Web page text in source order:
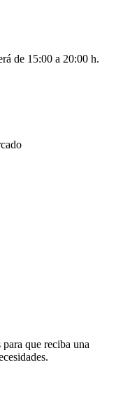
de 15:00 a 20:00 h.
que reciba una